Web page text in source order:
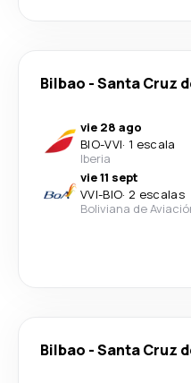
Bilbao -Santa Cruz
vie 28 ago
BIO-VVI· 1 escala
Iberia
vie 11 sept
VVI-BIO· 2 escalas
Boliviana de
Bilbao -Santa Cruz